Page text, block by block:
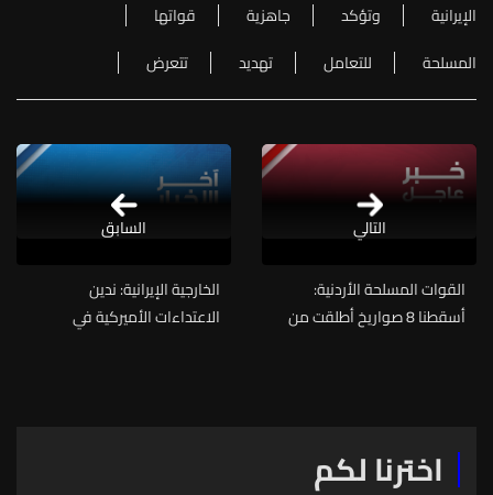
الإيرانية
وتؤكد جاهزية
قواتها
المسلحة
للتعامل تهديد تتعرض
التالي
القوات المسلحة الأردنية:
أسقطنا 8 صواريخ أطلقت من
الخارجية الإيرانية: ندين
الاعتداءات الأميركية في
السابق
اخترنا لكم